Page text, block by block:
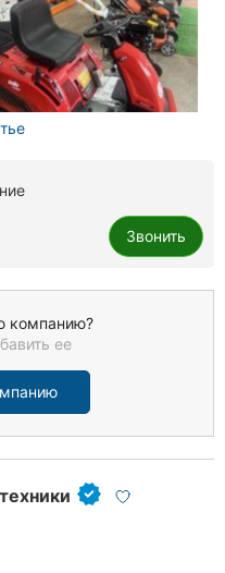
Звонить
компанию?
ее